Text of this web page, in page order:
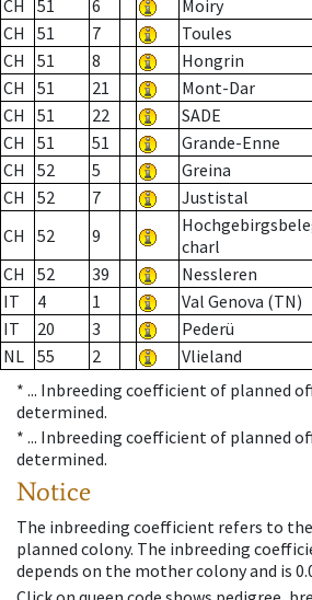
CH 51 6 Moiry
CH
51 7 Toules
CH
51 8 Hongrin
CH
51 21 Mont-Dar
CH
51 22 SADE
CH
51 51 Grande-Enne
CH
52 5 Greina
CH
52 7 Justistal
CH
52 9
charl
CH
52 39 Nessleren
IT
4 1 Val Genova (TN)
IT
20 3 Pederü
NL 55 2 Vlieland
* ... Inbreeding coefficient of planned
determined.
* ... Inbreeding coefficient of planned
determined.
Notice
The inbreeding coefficient refers to
planned colony. The inbreeding
depends on the mother colony and is